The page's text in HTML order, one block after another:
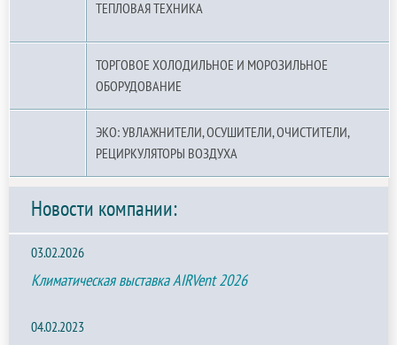
ТЕПЛОВАЯ ТЕХНИКА
ТОРГОВОЕ ХОЛОДИЛЬНОЕ И МОРОЗИЛЬНОЕ
ОБОРУДОВАНИЕ
ЭКО: УВЛАЖНИТЕЛИ, ОСУШИТЕЛИ, ОЧИСТИТЕЛИ,
РЕЦИРКУЛЯТОРЫ ВОЗДУХА
Новости компании:
03.02.2026
Климатическая выставка AIRVent 2026
04.02.2023